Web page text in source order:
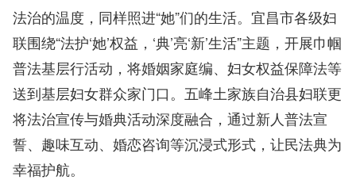
法治的温度，同样照进“她”们的生活。宜昌市各级妇
联围绕“法护‘她’权益，‘典’亮‘新’生活”主题，开展巾帼
普法基层行活动，将婚姻家庭编、妇女权益保障法等
送到基层妇女群众家门口。五峰土家族自治县妇联更
将法治宣传与婚典活动深度融合，通过新人普法宣
誓、趣味互动、婚恋咨询等沉浸式形式，让民法典为
幸福护航。